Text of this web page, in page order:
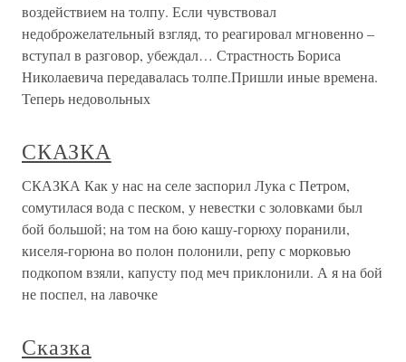
воздействием на толпу. Если чувствовал
недоброжелательный взгляд, то реагировал мгновенно –
вступал в разговор, убеждал… Страстность Бориса
Николаевича передавалась толпе.Пришли иные времена.
Теперь недовольных
СКАЗКА
СКАЗКА Как у нас на селе заспорил Лука с Петром,
сомутилася вода с песком, у невестки с золовками был
бой большой; на том на бою кашу-горюху поранили,
киселя-горюна во полон полонили, репу с морковью
подкопом взяли, капусту под меч приклонили. А я на бой
не поспел, на лавочке
Сказка